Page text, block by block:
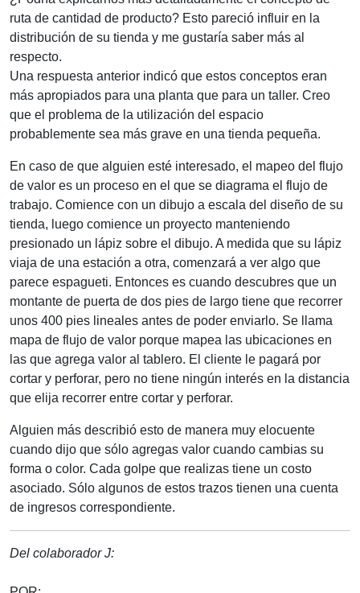
ruta de cantidad de producto? Esto pareció influir en la
distribución de su tienda y me gustaría saber más al
respecto.
Una respuesta anterior indicó que estos conceptos eran
más apropiados para una planta que para un taller. Creo
que el problema de la utilización del espacio
probablemente sea más grave en una tienda pequeña.
En caso de que alguien esté interesado, el mapeo del flujo
de valor es un proceso en el que se diagrama el flujo de
trabajo. Comience con un dibujo a escala del diseño de su
tienda, luego comience un proyecto manteniendo
presionado un lápiz sobre el dibujo. A medida que su lápiz
viaja de una estación a otra, comenzará a ver algo que
parece espagueti. Entonces es cuando descubres que un
montante de puerta de dos pies de largo tiene que recorrer
unos 400 pies lineales antes de poder enviarlo. Se llama
mapa de flujo de valor porque mapea las ubicaciones en
las que agrega valor al tablero. El cliente le pagará por
cortar y perforar, pero no tiene ningún interés en la distancia
que elija recorrer entre cortar y perforar.
Alguien más describió esto de manera muy elocuente
cuando dijo que sólo agregas valor cuando cambias su
forma o color. Cada golpe que realizas tiene un costo
asociado. Sólo algunos de estos trazos tienen una cuenta
de ingresos correspondiente.
Del colaborador J: